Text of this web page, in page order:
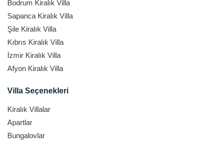
Bodrum Kiralık Villa
Sapanca Kiralık Villa
Şile Kiralık Villa
Kıbrıs Kiralık Villa
İzmir Kiralık Villa
Afyon Kiralık Villa
Villa Seçenekleri
Kiralık Villalar
Apartlar
Bungalovlar